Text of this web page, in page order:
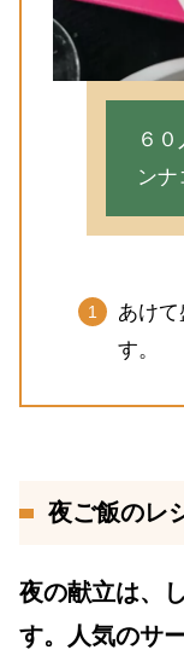
６
ンナ
あけ
す。
夜ご飯のレ
夜の献立は、
す。人気のサ